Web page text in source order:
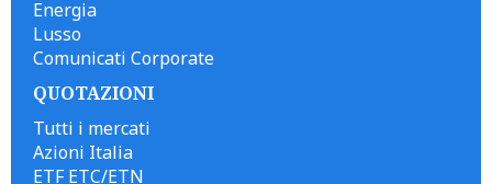
Energia
Lusso
Comunicati Corporate
QUOTAZIONI
Tutti i mercati
Azioni Italia
ETF ETC/ETN